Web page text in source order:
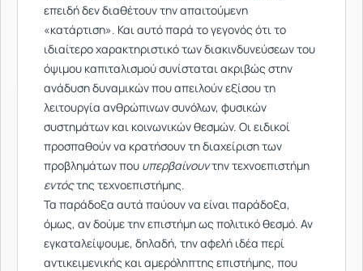
επειδή δεν διαθέτουν την απαιτούμενη
«κατάρτιση». Και αυτό παρά το γεγονός ότι το
ιδιαίτερο χαρακτηριστικό των διακινδυνεύσεων του
όψιμου καπιταλισμού συνίσταται ακριβώς στην
ανάδυση δυναμικών που απειλούν εξίσου τη
λειτουργία ανθρώπινων συνόλων, φυσικών
συστημάτων και κοινωνικών θεσμών. Οι ειδικοί
προσπαθούν να κρατήσουν τη διαχείριση των
προβλημάτων που υπερβαίνουντην τεχνοεπιστήμη
εντόςτης τεχνοεπιστήμης.
Τα παράδοξα αυτά παύουν να είναι παράδοξα,
όμως, αν δούμε την επιστήμη ως πολιτικό θεσμό. Αν
εγκαταλείψουμε, δηλαδή, την αφελή ιδέα περί
αντικειμενικής και αμερόληπτης επιστήμης, που